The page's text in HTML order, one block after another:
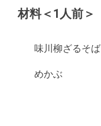
材料＜1人前＞
味川柳ざるそば
めかぶ